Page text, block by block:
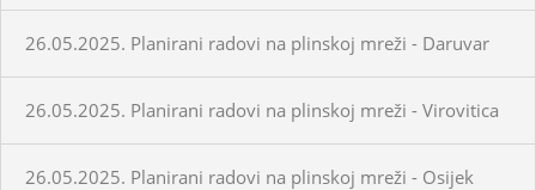
26.05.2025. Planirani radovi na plinskoj mreži - Daruvar
26.05.2025. Planirani radovi na plinskoj mreži - Virovitica
26.05.2025. Planirani radovi na plinskoj mreži - Osijek